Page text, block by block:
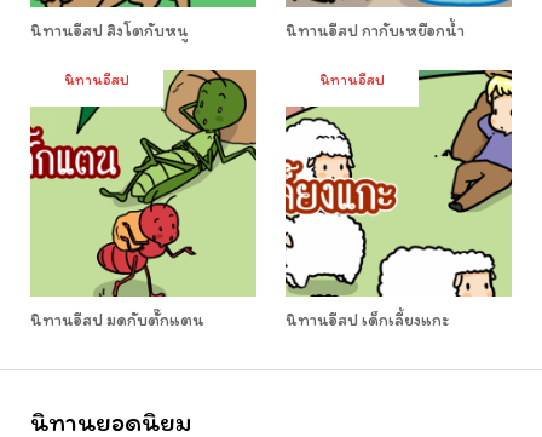
นิทานอีสป สิงโตกับหนู นิทานอีสป กากับเหยือกน้ำ
นิทานอีสป
นิทานอีสป มดกับตั๊กแตน
นิทานอีสป
นิทานอีสป เด็กเลี้ยงแกะ
นิทานยอดนิยม